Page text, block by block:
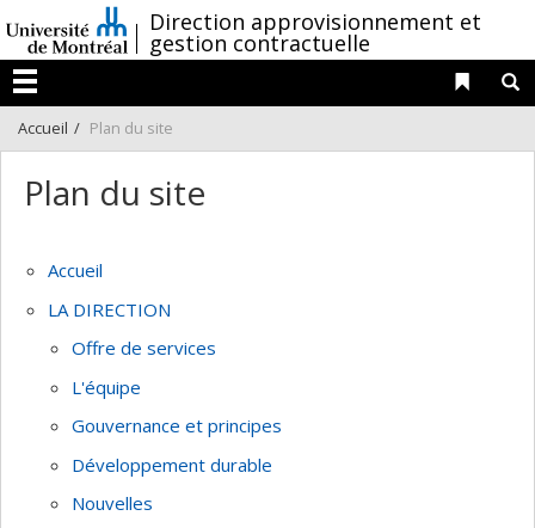
au
contenu
/Direction approvisionnement et
gestion contractuelle
Menu
Liens
Accueil Plan du site
Plan du site
Accueil
LA DIRECTION
Offre de services
L'équipe
Gouvernance et principes
Développement durable
Nouvelles